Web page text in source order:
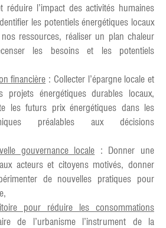
réduire l’impact des activités humaines
les potentiels énergétiques locaux
ressources, réaliser un plan chaleur
les besoins et les potentiels
financière : Collecter l’épargne locale et
projets énergétiques durables locaux,
les futurs prix énergétiques dans les
préalables aux décisions
gouvernance locale : Donner une
acteurs et citoyens motivés, donner
de nouvelles pratiques pour
pour réduire les consommations
de l’urbanisme l’instrument de la